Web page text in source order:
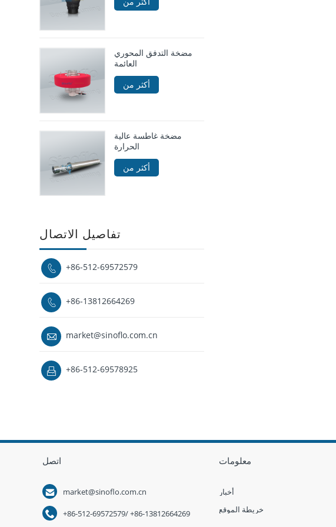
مضخة التدفق المحوري
العائمة
أكثر من
مضخة غاطسة عالية
الحرارة
أكثر من
تفاصيل الاتصال
 +86-512-69572579
 +86-13812664269
 market@sinoflo.com.cn
 +86-512-69578925
اتصل
 market@sinoflo.com.cn
 +86-512-69572579/ +86-13812664269
معلومات
أخبار
خريطة الموقع